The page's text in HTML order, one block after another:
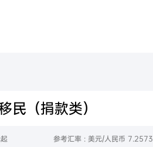
西班牙
民（捐款类）
参考汇率 : 美元/人民币 7.2573